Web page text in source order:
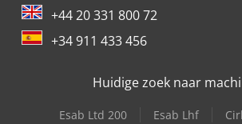
+44 20 331 800 72
+34 911 433 456
Huidige zoek naar
Esab Ltd 200 Esab Lhf